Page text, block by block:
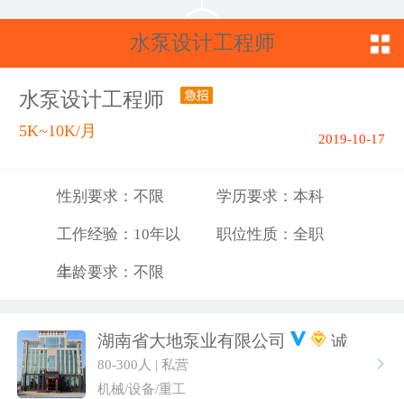
水泵设计工程师
水泵设计工程师
5K~10K/月 2019-10-17
性别要求：不限 学历要求：本科
工作经验：10年以
上
职位性质：全职
年龄要求：不限
湖南省大地泵业有限公司
80-300人 | 私营
机械/设备/重工